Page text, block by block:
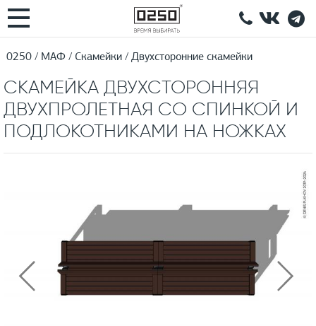
0250 МАФ Скамейки Двухсторонние скамейки
СКАМЕЙКА ДВУХСТОРОННЯЯ
ДВУХПРОЛЕТНАЯ СО СПИНКОЙ И
ПОДЛОКОТНИКАМИ НА НОЖКАХ